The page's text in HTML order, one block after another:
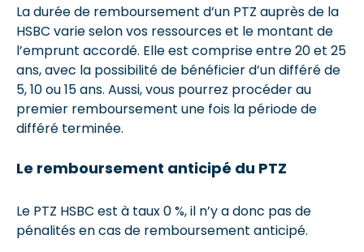
La durée de remboursement d’un PTZ auprès de la
HSBC varie selon vos ressources et le montant de
l’emprunt accordé. Elle est comprise entre 20 et 25
ans, avec la possibilité de bénéficier d’un différé de
5, 10 ou 15 ans. Aussi, vous pourrez procéder au
premier remboursement une fois la période de
différé terminée.
Le remboursement anticipé du PTZ
Le PTZ HSBC est à taux 0 %, il n’y a donc pas de
pénalités en cas de remboursement anticipé.